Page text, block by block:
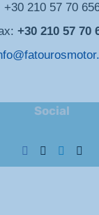
+30 210 57 70
+30 210 57 70
Social